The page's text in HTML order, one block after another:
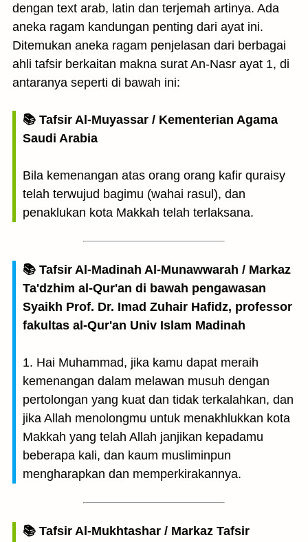
dengan text arab, latin dan terjemah artinya. Ada
aneka ragam kandungan penting dari ayat ini.
Ditemukan aneka ragam penjelasan dari berbagai
ahli tafsir berkaitan makna surat An-Nasr ayat 1, di
antaranya seperti di bawah ini:
📚 Tafsir Al-Muyassar / Kementerian Agama
Saudi Arabia
Bila kemenangan atas orang orang kafir quraisy
telah terwujud bagimu (wahai rasul), dan
penaklukan kota Makkah telah terlaksana.
📚 Tafsir Al-Madinah Al-Munawwarah / Markaz
Ta'dzhim al-Qur'an di bawah pengawasan
Syaikh Prof. Dr. Imad Zuhair Hafidz, professor
fakultas al-Qur'an Univ Islam Madinah
1. Hai Muhammad, jika kamu dapat meraih
kemenangan dalam melawan musuh dengan
pertolongan yang kuat dan tidak terkalahkan, dan
jika Allah menolongmu untuk menakhlukkan kota
Makkah yang telah Allah janjikan kepadamu
beberapa kali, dan kaum musliminpun
mengharapkan dan memperkirakannya.
📚 Tafsir Al-Mukhtashar / Markaz Tafsir